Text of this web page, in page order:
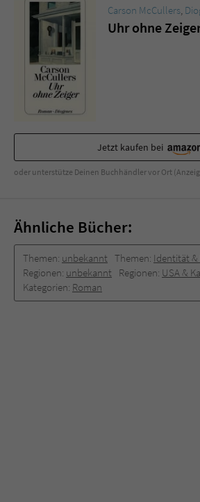
Carson McCullers,
Uhr ohne
Jetzt kaufen bei
oder unterstütze Deinen Buchhändler vor Ort
Ähnliche Bücher:
Themen: unbekannt Themen: Identität &
Regionen: unbekannt Regionen: USA &
Kategorien: Roman